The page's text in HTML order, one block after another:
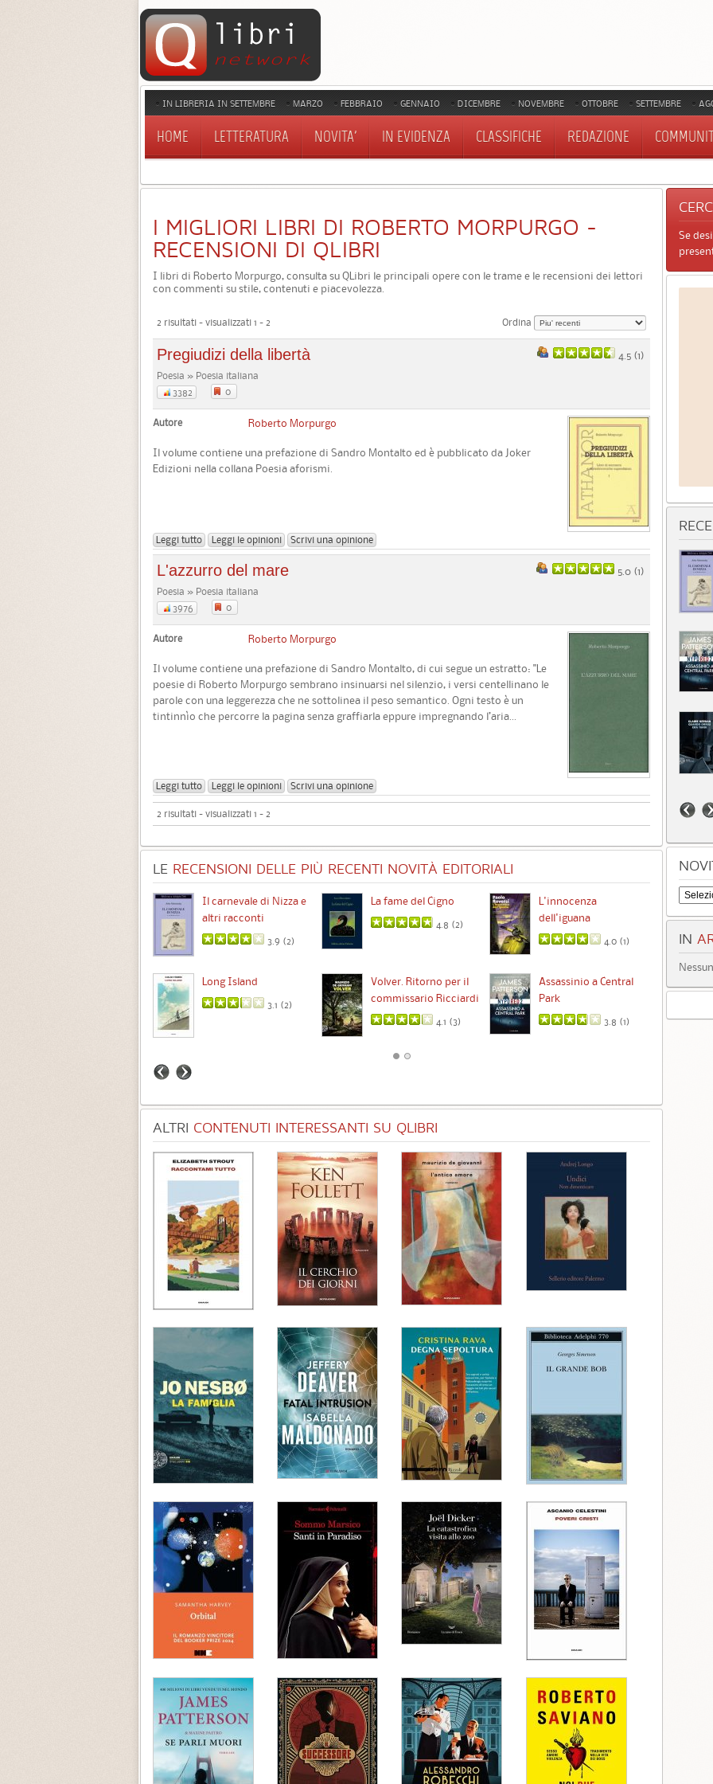
IN LIBRERIA IN SETTEMBRE MARZO FEBBRAIO GENNAIO DICEMBRE NOVEMBRE OTTOBRE SETTEMBRE
HOME LETTERATURA NOVITA' IN EVIDENZA CLASSIFICHE REDAZIONE
I MIGLIORI LIBRI DI ROBERTO MORPURGO -
RECENSIONI DI QLIBRI
I libri di Roberto Morpurgo, consulta su QLibri le principali opere con le trame e le recensioni dei lettori
con commenti su stile, contenuti e piacevolezza.
2 risultati - visualizzati 1 - 2 Ordina
4.5 (1)
Pregiudizi della libertà
Poesia » Poesia italiana
3382
0
Autore Roberto Morpurgo
Il volume contiene una prefazione di Sandro Montalto ed è pubblicato da Joker
Edizioni nella collana Poesia aforismi.
Leggi tutto Leggi le opinioni Scrivi una opinione
5.0 (1)
L'azzurro del mare
Poesia » Poesia italiana
3976
0
Autore Roberto Morpurgo
Il volume contiene una prefazione di Sandro Montalto, di cui segue un estratto: "Le
poesie di Roberto Morpurgo sembrano insinuarsi nel silenzio, i versi centellinano le
parole con una leggerezza che ne sottolinea il peso semantico. Ogni testo è un
tintinnìo che percorre la pagina senza graffiarla eppure impregnando l’aria...
Leggi tutto Leggi le opinioni Scrivi una opinione
2 risultati - visualizzati 1 - 2
LE RECENSIONI DELLE PIÙ RECENTI NOVITÀ EDITORIALI
Il carnevale di Nizza e
altri racconti
3.9 (2)
La fame del Cigno
4.8 (2)
L'innocenza
dell'iguana
4.0 (1)
Long Island
3.1 (2)
Volver. Ritorno per il
commissario Ricciardi
4.1 (3)
Assassinio a Central
Park
3.8 (1)
ALTRI CONTENUTI INTERESSANTI SU QLIBRI
Se
IN